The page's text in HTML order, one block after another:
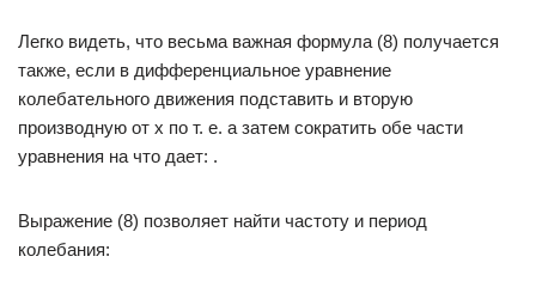
Легко видеть, что весьма важная формула (8) получается
также, если в дифференциальное уравнение
колебательного движения подставить и вторую
производную от х по т. е. а затем сократить обе части
уравнения на что дает: .
Выражение (8) позволяет найти частоту и период
колебания: